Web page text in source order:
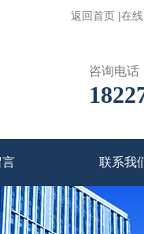
返回首页 |在
咨询电话
言 联系我